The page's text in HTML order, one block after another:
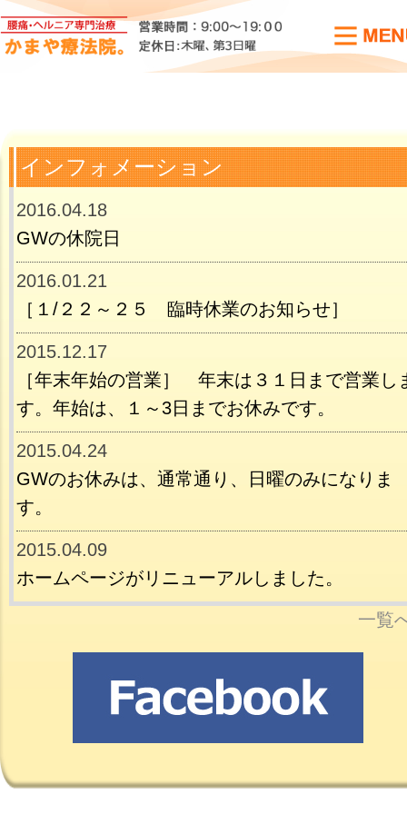
インフォメーション
2016.04.18
GWの休院日
2016.01.21
［１/２２～２５ 臨時休業のお知らせ］
2015.12.17
［年末年始の営業］ 年末は３１日まで営業し
す。年始は、１～3日までお休みです。
2015.04.24
GWのお休みは、通常通り、日曜のみになりま
す。
2015.04.09
ホームページがリニューアルしました。
一覧